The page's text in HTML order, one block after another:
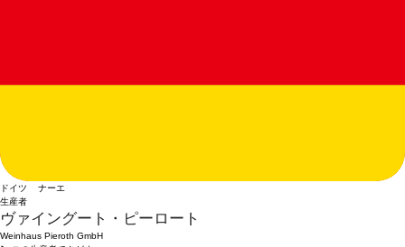
ドイツ ナーエ
生産者
ヴァイングート・ピーロート
Weinhaus Pieroth GmbH